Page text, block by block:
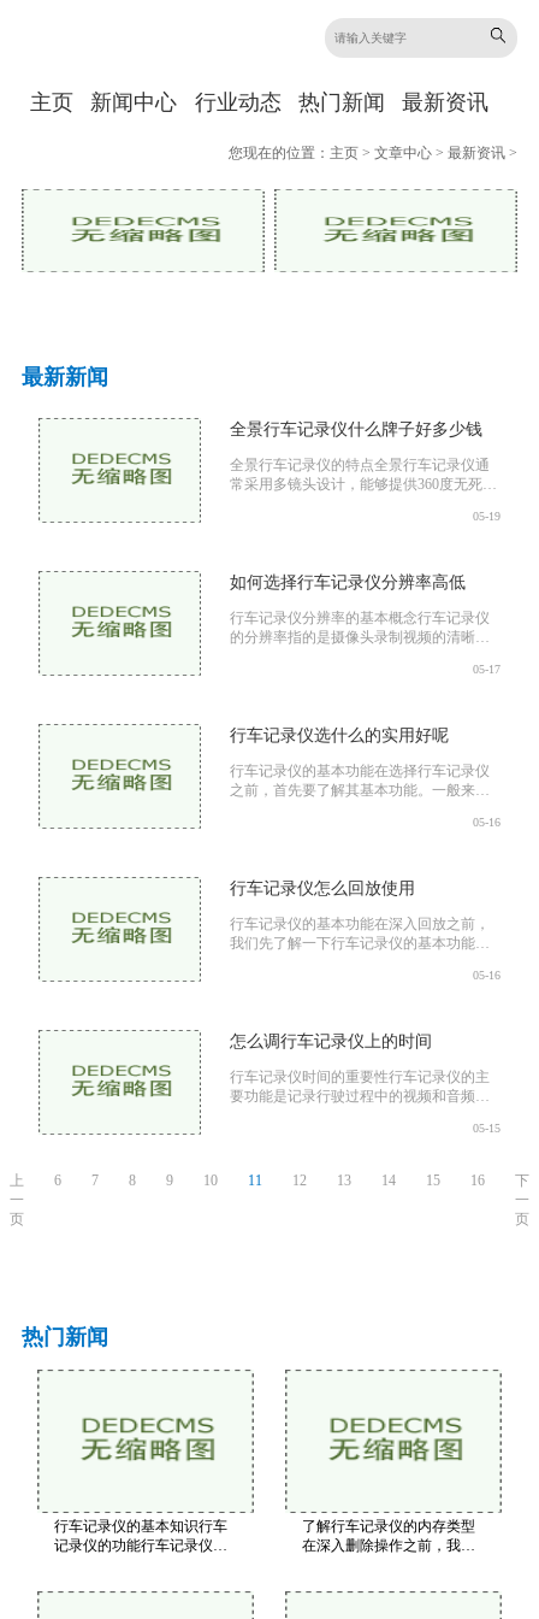
主页 新闻中心 行业动态 热门新闻 最新资讯
您现在的位置： 主页 >文章中心 >最新资讯 >
最新新闻
全景行车记录仪什么牌子好多少钱
全景行车记录仪的特点全景行车记录仪通
常采用多镜头设计，能够提供360度无死角
几个方面全面监控：全景行车记录仪可以
05-19
如何选择行车记录仪分辨率高低
行车记录仪分辨率的基本概念行车记录仪
的分辨率指的是摄像头录制视频的清晰
1080P、1440P和4K等。分辨率越高，画面
05-17
行车记录仪选什么的实用好呢
行车记录仪的基本功能在选择行车记录仪
之前，首先要了解其基本功能。一般来
制：最基本的功能，能够持续录制行驶过
05-16
行车记录仪怎么回放使用
行车记录仪的基本功能在深入回放之前，
我们先了解一下行车记录仪的基本功能。
频录制：在车辆行驶过程中，持续录制前
05-16
怎么调行车记录仪上的时间
行车记录仪时间的重要性行车记录仪的主
要功能是记录行驶过程中的视频和音频数
具有重要的参考价值。时间戳的准确性对
05-15
上
一
页
6 7 8 9 10 11 12 13 14 15 16
下
一
页
热门新闻
行车记录仪的基本知识行车
记录仪的功能行车记录仪的
了解行车记录仪的内存类型
在深入删除操作之前，我们